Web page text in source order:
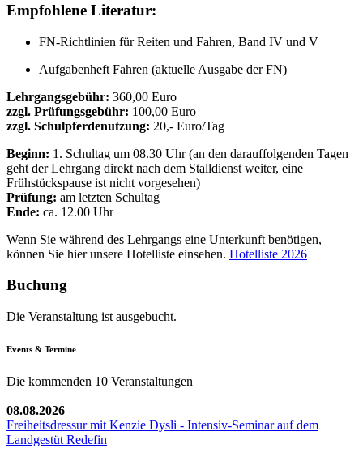
Empfohlene Literatur:
FN-Richtlinien für Reiten und Fahren, Band IV und V
Aufgabenheft Fahren (aktuelle Ausgabe der FN)
Lehrgangsgebühr: 360,00 Euro
zzgl. Prüfungsgebühr: 100,00 Euro
zzgl. Schulpferdenutzung: 20,- Euro/Tag
Beginn: 1. Schultag um 08.30 Uhr (an den darauffolgenden Tagen
geht der Lehrgang direkt nach dem Stalldienst weiter, eine
Frühstückspause ist nicht vorgesehen)
Prüfung: am letzten Schultag
Ende: ca. 12.00 Uhr
Wenn Sie während des Lehrgangs eine Unterkunft benötigen,
können Sie hier unsere Hotelliste einsehen. Hotelliste 2026
Buchung
Die Veranstaltung ist ausgebucht.
Events & Termine
Die kommenden 10 Veranstaltungen
08.08.2026
Freiheitsdressur mit Kenzie Dysli - Intensiv-Seminar auf dem
Landgestüt Redefin